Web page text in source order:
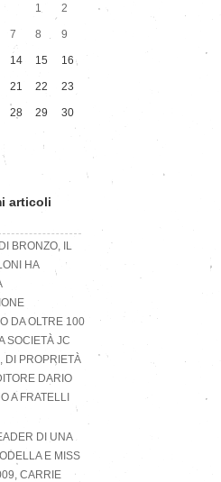
1
2
7 8 9
14 15 16
21 22 23
28 29 30
articoli
BRONZO, IL
HA
DA OLTRE 100
SOCIETÀ JC
DI PROPRIETÀ
DARIO
A FRATELLI
DI UNA
E MISS
CARRIE